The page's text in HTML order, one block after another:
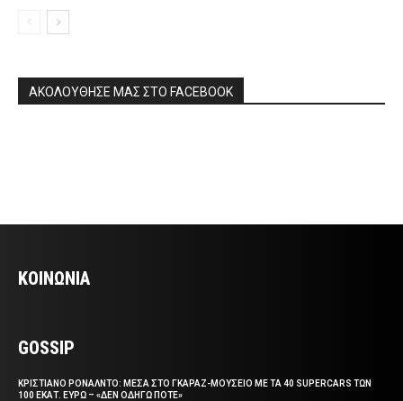
ΑΚΟΛΟΥΘΗΣΕ ΜΑΣ ΣΤΟ FACEBOOK
ΚΟΙΝΩΝΙΑ
GOSSIP
ΚΡΙΣΤΙΑΝΟ ΡΟΝΑΛΝΤΟ: ΜΕΣΑ ΣΤΟ ΓΚΑΡΑΖ-ΜΟΥΣΕΙΟ ΜΕ ΤΑ 40 SUPERCARS ΤΩΝ
100 ΕΚΑΤ. ΕΥΡΩ – «ΔΕΝ ΟΔΗΓΩ ΠΟΤΕ»